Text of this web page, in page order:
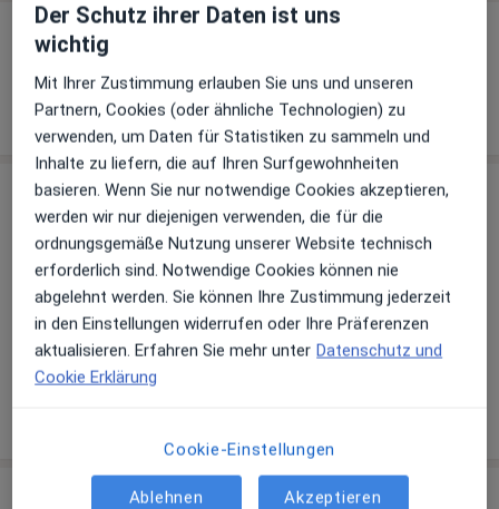
Über uns
Webseite
Behandler:innen
Endokrinologe & Diabetologe
Dr. med. Thomas Lenk
Der Schutz ihrer Daten ist uns
wichtig
Mit Ihrer Zustimmung erlauben Sie uns und unseren
Partnern, Cookies (oder ähnliche Technologien) zu
verwenden, um Daten für Statistiken zu sammeln und
Inhalte zu liefern, die auf Ihren Surfgewohnheiten
basieren. Wenn Sie nur notwendige Cookies akzeptieren,
werden wir nur diejenigen verwenden, die für die
ordnungsgemäße Nutzung unserer Website technisch
erforderlich sind. Notwendige Cookies können nie
abgelehnt werden. Sie können Ihre Zustimmung jederzeit
in den Einstellungen widerrufen oder Ihre Präferenzen
aktualisieren. Erfahren Sie mehr unter Datenschutz und
Cookie Erklärung
Cookie-Einstellungen
Ablehnen Akzeptieren